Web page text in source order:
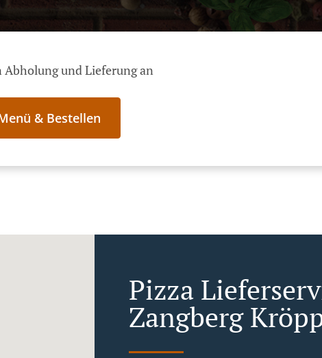
und Lieferung an
& Bestellen
Pizza
Zangberg